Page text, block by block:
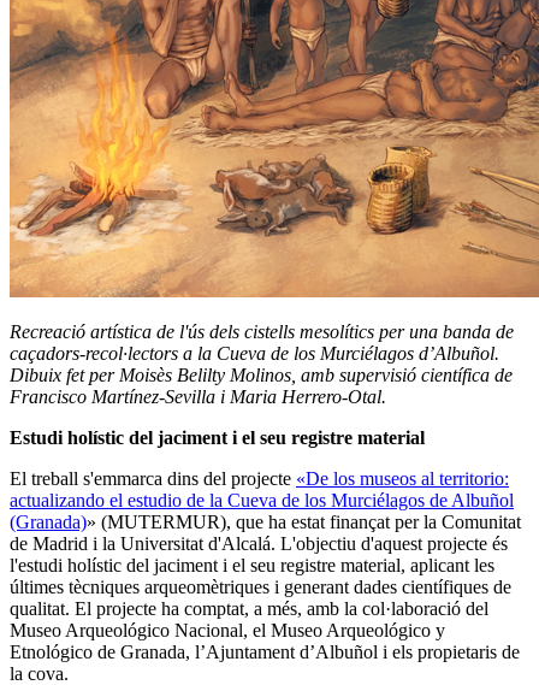
Recreació artística de l'ús dels cistells mesolítics per una banda de
caçadors-recol·lectors a la Cueva de los Murciélagos d’Albuñol.
Dibuix fet per Moisès Belilty Molinos, amb supervisió científica de
Francisco Martínez-Sevilla i Maria Herrero-Otal.
Estudi holístic del jaciment i el seu registre material
El treball s'emmarca dins del projecte «De los museos al territorio:
actualizando el estudio de la Cueva de los Murciélagos de Albuñol
(Granada)» (MUTERMUR), que ha estat finançat per la Comunitat
de Madrid i la Universitat d'Alcalá. L'objectiu d'aquest projecte és
l'estudi holístic del jaciment i el seu registre material, aplicant les
últimes tècniques arqueomètriques i generant dades científiques de
qualitat. El projecte ha comptat, a més, amb la col·laboració del
Museo Arqueológico Nacional, el Museo Arqueológico y
Etnológico de Granada, l’Ajuntament d’Albuñol i els propietaris de
la cova.